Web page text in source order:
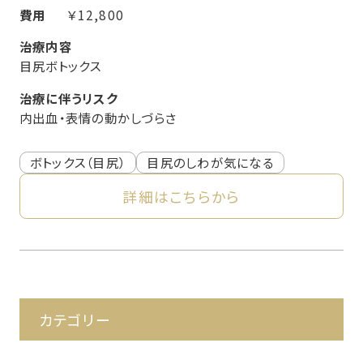
費用
￥12,800
治療内容
目尻ボトックス
治療に伴うリスク
内出血・表情の動かしづらさ
ボトックス（目尻） 目尻のしわが気になる
詳細はこちらから
カテゴリー